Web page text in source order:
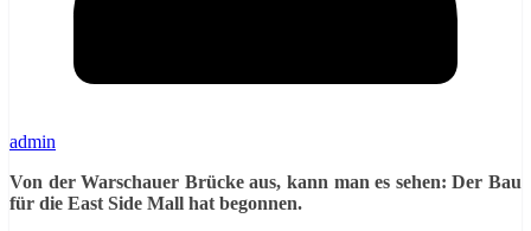
admin
Von der Warschauer Brücke aus, kann man es sehen: Der Bau
für die East Side Mall hat begonnen.